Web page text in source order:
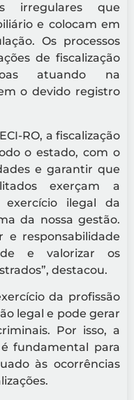
irregulares que
e colocam em
Os processos
de fiscalização
atuando na
o devido registro
RO, a fiscalização
o estado, com o
e garantir que
exerçam a
ilegal da
da nossa gestão.
e responsabilidade
e valorizar os
destacou.
da profissão
legal e pode gerar
Por isso, a
fundamental para
às ocorrências